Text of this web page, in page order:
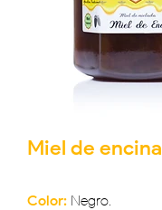
Miel de encina
Color: Negro.